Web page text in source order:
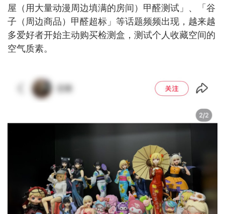
屋（用大量动漫周边填满的房间）甲醛测试」、「谷
子（周边商品）甲醛超标」等话题频频出现，越来越
多爱好者开始主动购买检测盒，测试个人收藏空间的
空气质素。